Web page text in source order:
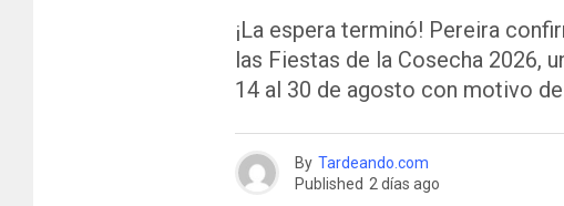
¡La espera terminó! Pereira
las Fiestas de la Cosecha 2026,
14 al 30 de agosto con motivo
By Tardeando.com
Published 2 días ago